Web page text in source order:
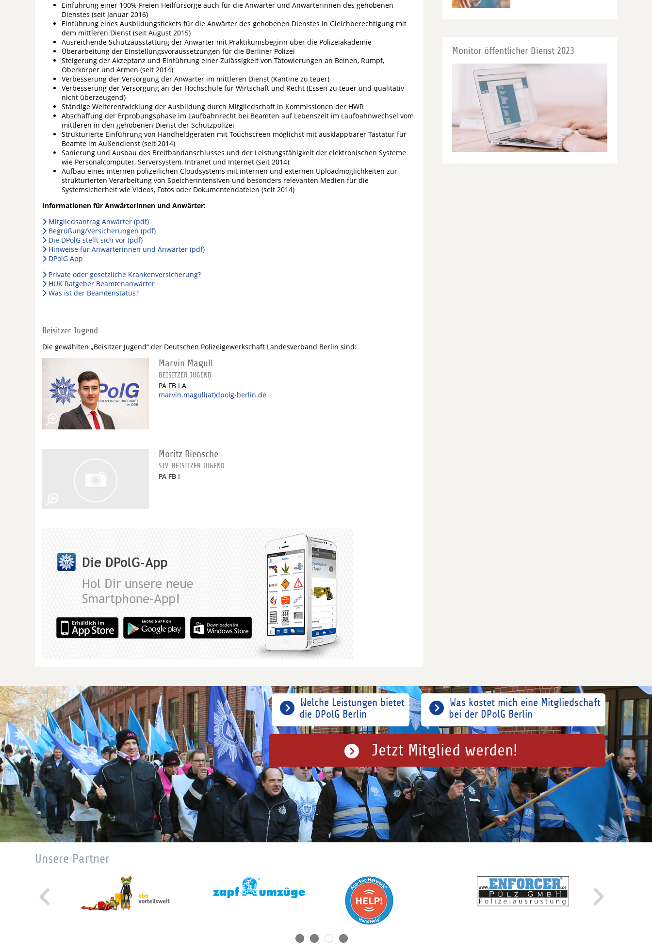
Einführung einer 100% Freien Heilfürsorge auch für die Anwärter und Anwärterinnen des gehobenen
Dienstes (seit Januar 2016)
Einführung eines Ausbildungstickets für die Anwärter des gehobenen Dienstes in Gleichberechtigung mit
dem mittleren Dienst (seit August 2015)
Ausreichende Schutzausstattung der Anwärter mit Praktikumsbeginn über die Polizeiakademie
Überarbeitung der Einstellungsvoraussetzungen für die Berliner Polizei
Steigerung der Akzeptanz und Einführung einer Zulässigkeit von Tätowierungen an Beinen, Rumpf,
Oberkörper und Armen (seit 2014)
Verbesserung der Versorgung der Anwärter im mittleren Dienst (Kantine zu teuer)
Verbesserung der Versorgung an der Hochschule für Wirtschaft und Recht (Essen zu teuer und qualitativ
nicht überzeugend)
Ständige Weiterentwicklung der Ausbildung durch Mitgliedschaft in Kommissionen der HWR
Abschaffung der Erprobungsphase im Laufbahnrecht bei Beamten auf Lebenszeit im Laufbahnwechsel vom
mittleren in den gehobenen Dienst der Schutzpolizei
Strukturierte Einführung von Handheldgeräten mit Touchscreen möglichst mit ausklappbarer Tastatur für
Beamte im Außendienst (seit 2014)
Sanierung und Ausbau des Breitbandanschlusses und der Leistungsfähigkeit der elektronischen Systeme
wie Personalcomputer, Serversystem, Intranet und Internet (seit 2014)
Aufbau eines internen polizeilichen Cloudsystems mit internen und externen Uploadmöglichkeiten zur
strukturierten Verarbeitung von Speicherintensiven und besonders relevanten Medien für die
Systemsicherheit wie Videos, Fotos oder Dokumentendateien (seit 2014)
Informationen für Anwärterinnen und Anwärter:
Mitgliedsantrag Anwärter (pdf)
Begrüßung/Versicherungen (pdf)
Die DPolG stellt sich vor (pdf)
Hinweise für Anwärterinnen und Anwärter (pdf)
DPolG App
Private oder gesetzliche Krankenversicherung?
HUK Ratgeber Beamtenanwärter
Was ist der Beamtenstatus?
Beisitzer Jugend
Die gewählten „Beisitzer Jugend“ der Deutschen Polizeigewerkschaft Landesverband Berlin sind:
Marvin Magull
BEISITZER JUGEND
PA FB I A
marvin.magull(at)dpolg-berlin.de
Moritz Riensche
STV. BEISITZER JUGEND
PA FB I
Monitor öffentlicher Dienst 2023
Was kostet mich eine Mitgliedschaft
bei der DPolG Berlin
Welche Leistungen bietet
die DPolG Berlin
Jetzt Mitglied werden!
Unsere Partner